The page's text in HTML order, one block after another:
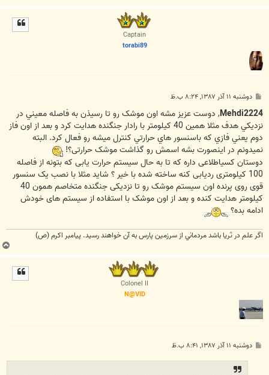
ا
Captain
torabi89
پ
ت
دوشنبه ۱۱ آذر ۱۳۸۷, ۸:۲۴ ب.ظ
Mehdi2224, دوست عزيز مشه اون موشک رو تا رسيذن به فاصله معيني در
نزديکي هدف مثلا همين 40 کيلومتر با رادار جنگنده هدايت کرد و بعد از اون فاز
دوم يعني فازي که باسنسور هاي حرارتي کنترل ميشه رو فعال کرد. البته
نمیدونم در اینصورت بشه اسمش رو گذاشت موشک حرارتی؟!
دوستان کسیاطلاعی داره که تا به حال سیستم حرارت یابی که بتونه از فاصله
100 کیلومتری ردیابی کنه ساخته شده با خیر ؟ شاید مثلا با نصب یک سنسور
قوی روی پرنده اون سیستم موشک رو تا نزدیکی جنگنده متخاصم همون 40
کیلومتر هدایت کنده و بعد از اون موشک با استفاده از سیستم های خودش
ادامه بده؟
اگر علم در ثريا باشد مردماني از سرزمين پارس به آن خواهند رسيد. پيامبر اکرم (ص)
ب
ا
Colonel II
N@VID
پ دوشنبه ۱۱ آذر ۱۳۸۷, ۸:۴۱ ب.ظ